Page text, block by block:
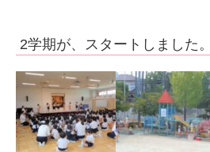
た。
|
り
ん
で
2学期が、スタートしました。